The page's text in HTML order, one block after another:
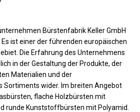
Bürstenfabrik Keller GmbH
ist einer der führenden europäischen
Die Erfahrung des Unternehmens
in der Gestaltung der Produkte, der
Materialien und der
Sortiments wider. Im breiten Angebot
flache Holzbürsten mit
runde Kunststoffbürsten mit Polyamid.